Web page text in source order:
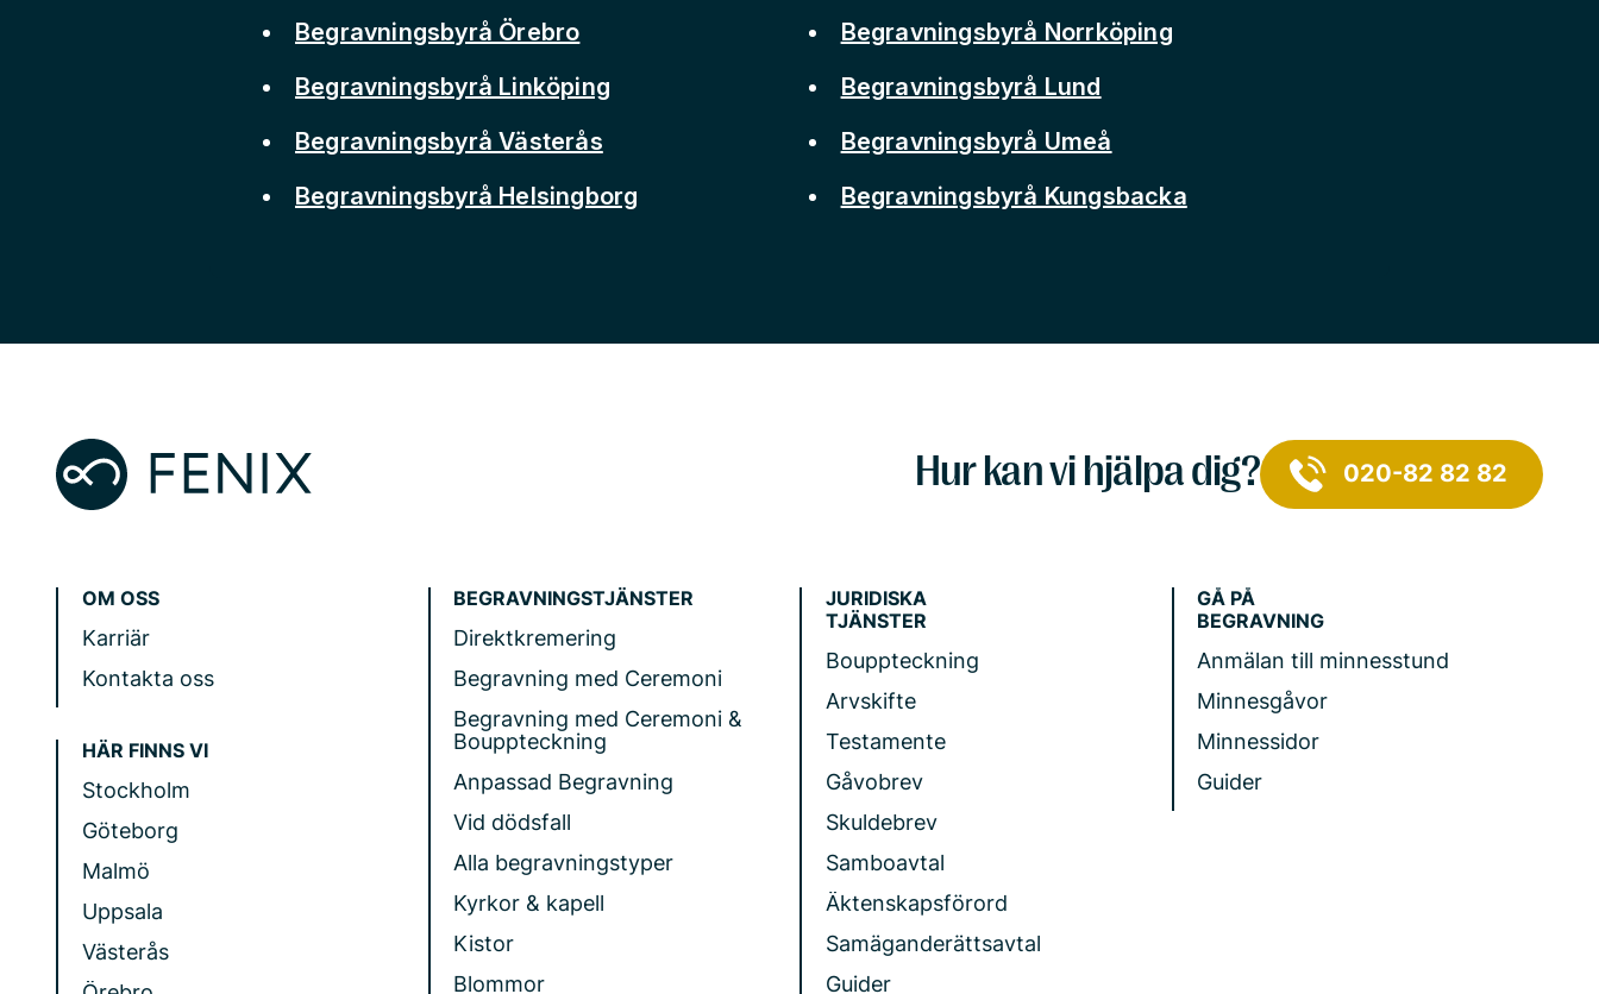
Begravningsbyrå Örebro
Begravningsbyrå Linköping
Begravningsbyrå Västerås
Begravningsbyrå Helsingborg
Begravningsbyrå Norrköping
Begravningsbyrå Lund
Begravningsbyrå Umeå
Begravningsbyrå Kungsbacka
Hur kan vi hjälpa dig? 020-82 82 82
OM OSS
Karriär
Kontakta oss
HÄR FINNS VI
Stockholm
Göteborg
Malmö
Uppsala
Västerås
BEGRAVNINGSTJÄNSTER
Direktkremering
Begravning med Ceremoni
Begravning med Ceremoni &
Bouppteckning
Anpassad Begravning
Vid dödsfall
Alla begravningstyper
Kyrkor & kapell
Kistor
Blommor
JURIDISKA
TJÄNSTER
Bouppteckning
Arvskifte
Testamente
Gåvobrev
Skuldebrev
Samboavtal
Äktenskapsförord
Samäganderättsavtal
Guider
GÅ PÅ
BEGRAVNING
Anmälan till minnesstund
Minnesgåvor
Minnessidor
Guider